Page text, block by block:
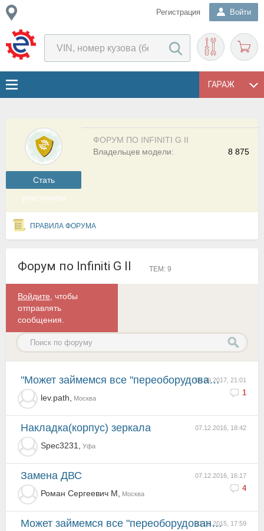
Регистрация Войти
ГАРАЖ
Cтать
участником
ФОРУМ ПО INFINITI G II
8 875
Владельцев модели:
ПРАВИЛА ФОРУМА
Форум по Infiniti G II ТЕМ: 9
Войдите , чтобы
отправлять
сообщения.
05.09.2017, 21:01
1
"Может займемся все "переоборудованием" под 249 л.с. от мурано? 52 килорублей в год весомо"я только ...
lev.path, Москва
07.12.2016, 18:42
Накладка(корпус) зеркала
Spec3231, Уфа
07.12.2016, 16:17
4
Замена ДВС
Роман Сергеевич М, Москва
31.05.2015, 17:59
Может займемся все "переоборудованием" под 249 л.с. от мурано? 52 килорублей в год весомо